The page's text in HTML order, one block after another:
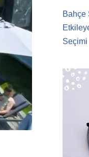
Bahçe
Seçimi